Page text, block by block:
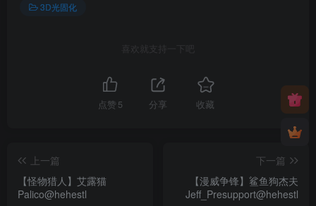
3D光固化
喜欢就支持一下吧
点赞 5 分享 收藏
上一篇
【怪物猎人】艾露猫
Palico@hehestl
下一篇
【漫威争锋】鲨鱼狗杰夫
Jeff_Presupport@hehestl